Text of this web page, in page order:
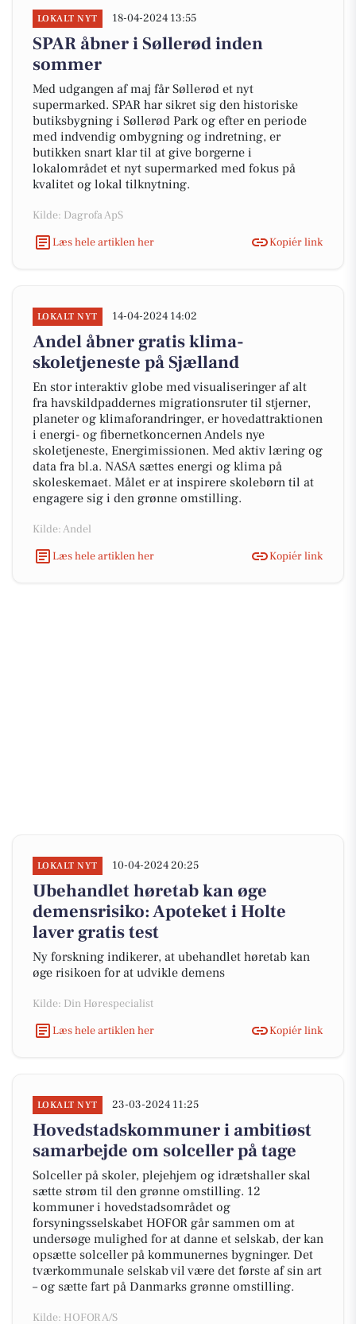
LOKALT NYT 18-04-2024 13:55
SPAR åbner i Søllerød inden
sommer
Med udgangen af maj får Søllerød et nyt
supermarked. SPAR har sikret sig den historiske
butiksbygning i Søllerød Park og efter en periode
med indvendig ombygning og indretning, er
butikken snart klar til at give borgerne i
lokalområdet et nyt supermarked med fokus på
kvalitet og lokal tilknytning.
Kilde: Dagrofa ApS
Læs hele artiklen her
Kopiér link
LOKALT NYT 14-04-2024 14:02
Andel åbner gratis klima-
skoletjeneste på Sjælland
En stor interaktiv globe med visualiseringer af alt
fra havskildpaddernes migrationsruter til stjerner,
planeter og klimaforandringer, er hovedattraktionen
i energi- og fibernetkoncernen Andels nye
skoletjeneste, Energimissionen. Med aktiv læring og
data fra bl.a. NASA sættes energi og klima på
skoleskemaet. Målet er at inspirere skolebørn til at
engagere sig i den grønne omstilling.
Kilde: Andel
Læs hele artiklen her
Kopiér link
LOKALT NYT 10-04-2024 20:25
Ubehandlet høretab kan øge
demensrisiko: Apoteket i Holte
laver gratis test
Ny forskning indikerer, at ubehandlet høretab kan
øge risikoen for at udvikle demens
Kilde: Din Hørespecialist
Læs hele artiklen her
Kopiér link
LOKALT NYT 23-03-2024 11:25
Hovedstadskommuner i ambitiøst
samarbejde om solceller på tage
Solceller på skoler, plejehjem og idrætshaller skal
sætte strøm til den grønne omstilling. 12
kommuner i hovedstadsområdet og
forsyningsselskabet HOFOR går sammen om at
undersøge mulighed for at danne et selskab, der kan
opsætte solceller på kommunernes bygninger. Det
tværkommunale selskab vil være det første af sin art
– og sætte fart på Danmarks grønne omstilling.
Kilde: HOFOR A/S